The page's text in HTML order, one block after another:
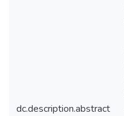
dc.description.abstract